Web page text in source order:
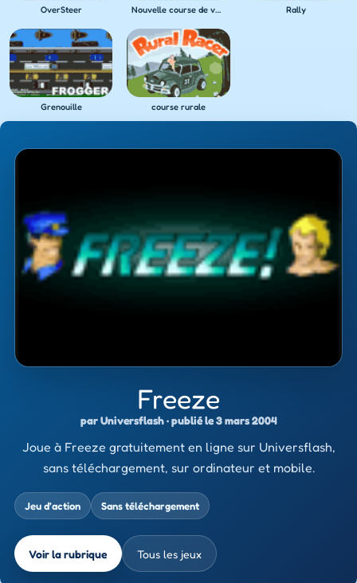
Freeze
par Universflash · publié le 3 mars 2004
Joue à Freeze gratuitement en ligne sur Universflash,
sans téléchargement, sur ordinateur et mobile.
Jeu d’action Sans téléchargement
Voir la rubrique Tous les jeux
OverSteer Nouvelle course de voiture Rally
Grenouille course rurale